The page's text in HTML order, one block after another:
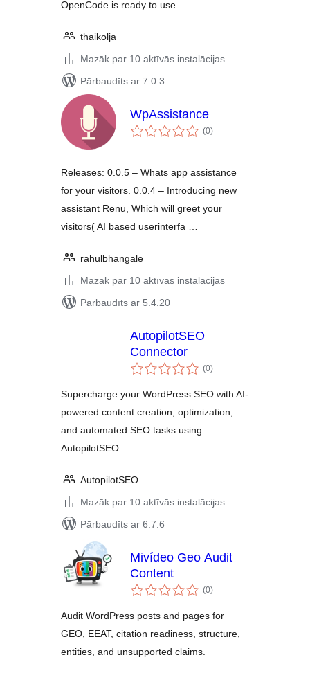
OpenCode is ready to use.
thaikolja
Mazāk par 10 aktīvās instalācijas
Pārbaudīts ar 7.0.3
WpAssistance
(0vērtējumu
kopsumma
)
Releases: 0.0.5 – Whats app assistance
for your visitors. 0.0.4 – Introducing new
assistant Renu, Which will greet your
visitors( AI based userinterfa …
rahulbhangale
Mazāk par 10 aktīvās instalācijas
Pārbaudīts ar 5.4.20
AutopilotSEO
Connector
(0vērtējumu
kopsumma
)
Supercharge your WordPress SEO with AI-
powered content creation, optimization,
and automated SEO tasks using
AutopilotSEO.
AutopilotSEO
Mazāk par 10 aktīvās instalācijas
Pārbaudīts ar 6.7.6
Mivídeo Geo Audit
Content
(0vērtējumu
kopsumma
)
Audit WordPress posts and pages for
GEO, EEAT, citation readiness, structure,
entities, and unsupported claims.